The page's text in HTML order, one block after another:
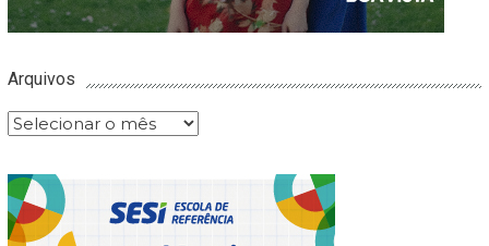
Arquivos
Arquivos